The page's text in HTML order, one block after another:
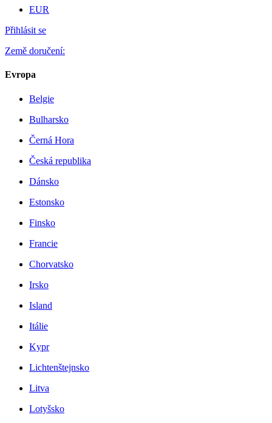
EUR
Přihlásit se
Země doručení:
Evropa
Belgie
Bulharsko
Černá Hora
Česká republika
Dánsko
Estonsko
Finsko
Francie
Chorvatsko
Irsko
Island
Itálie
Kypr
Lichtenštejnsko
Litva
Lotyšsko